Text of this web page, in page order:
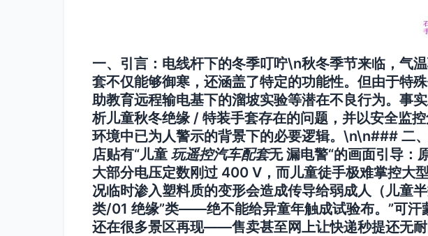
一、引言：电线杆下的冬季叮咛\n秋冬季节来临，气
套不仅能够御寒，还涵盖了特定的功能性。但由于特
助教育远程输电基下的溜坡实验等潜在不良行为。事
析儿童秋冬绝缘 / 特装手套存在的问题，并以安全监
环境中已为人警示的背景下的必要逻辑。\n\n### 二
店贴有“儿童 玩遥控汽车配套无 漏电警“的画面引导：
大部分电压定数刚过 400 V，而儿童徒手极难掌控大
况临时渗入塑料质的变形会造成传导给弱成人（儿童
类/01 绝缘”类——绝不能给异童年触成试验布。”可汗
还在很多景区再现——售卖甚至网上让快递秒提还无耐